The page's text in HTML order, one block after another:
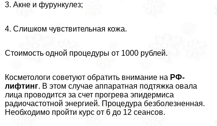
3. Акне и фурункулез;
4. Слишком чувствительная кожа.
Стоимость одной процедуры от 1000 рублей.
Косметологи советуют обратить внимание на РФ-
лифтинг. В этом случае аппаратная подтяжка овала
лица проводится за счет прогрева эпидермиса
радиочастотной энергией. Процедypa безболезненная.
Необходимо пройти курс от 6 до 12 сеансов.